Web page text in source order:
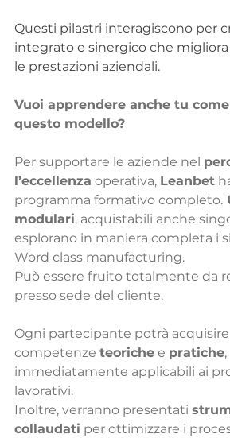
Questi pilastri interagiscono per
integrato e sinergico che
le prestazioni aziendali.
Vuoi apprendere anche tu
questo modello?
Per supportare le aziende nel
l’eccellenza operativa, Leanbet
programma formativo completo.
modulari, acquistabili anche
esplorano in maniera completa i
Word class manufacturing.
Può essere fruito totalmente da
presso sede del cliente.
Ogni partecipante potrà acquisire
competenze teoriche e pratiche,
immediatamente applicabili ai
lavorativi.
Inoltre, verranno presentati
collaudati per ottimizzare i